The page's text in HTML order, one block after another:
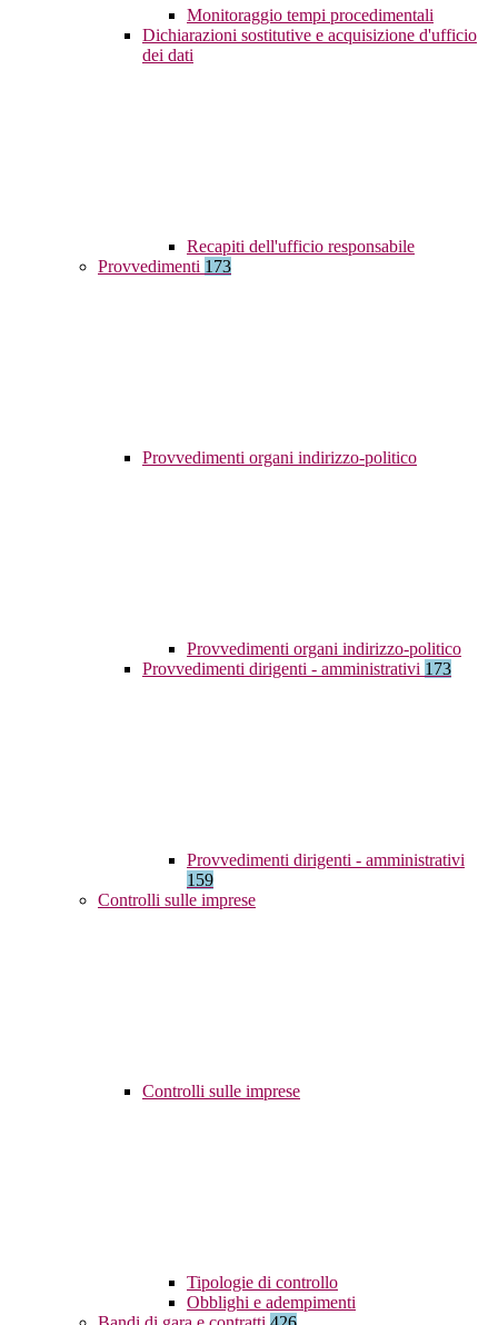
Monitoraggio tempi procedimentali
Dichiarazioni sostitutive e acquisizione d'ufficio
dei dati
Recapiti dell'ufficio responsabile
Provvedimenti 173
Provvedimenti organi indirizzo-politico
Provvedimenti organi indirizzo-politico
Provvedimenti dirigenti - amministrativi 173
Provvedimenti dirigenti - amministrativi
159
Controlli sulle imprese
Controlli sulle imprese
Tipologie di controllo
Obblighi e adempimenti